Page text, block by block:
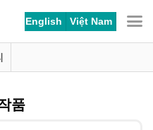
English Việt Nam
품